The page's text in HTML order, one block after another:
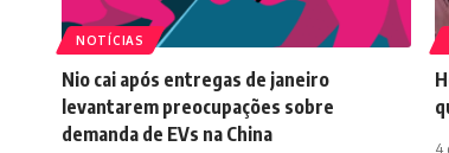
NOTÍCIAS
Nio cai após entregas de janeiro
levantarem preocupações sobre
demanda de EVs na China
4